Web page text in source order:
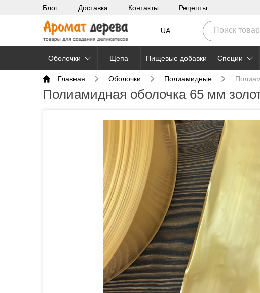
Блог Доставка Контакты Рецепты
UA
Оболочки Щепа Пищевые добавки Специи
Главная Оболочки Полиамидные
Полиамидная оболочка 65 мм